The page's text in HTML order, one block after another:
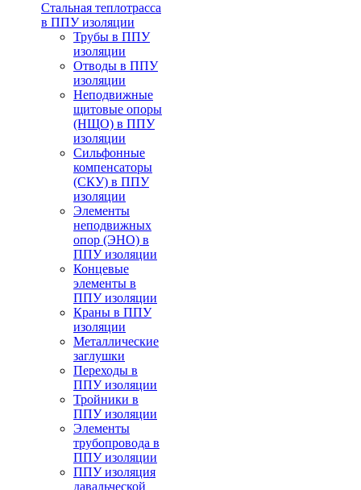
Стальная теплотрасса
в ППУ изоляции
Трубы в ППУ
изоляции
Отводы в ППУ
изоляции
Неподвижные
щитовые опоры
(НЩО) в ППУ
изоляции
Cильфонные
компенсаторы
(СКУ) в ППУ
изоляции
Элементы
неподвижных
опор (ЭНО) в
ППУ изоляции
Концевые
элементы в
ППУ изоляции
Краны в ППУ
изоляции
Металлические
заглушки
Переходы в
ППУ изоляции
Тройники в
ППУ изоляции
Элементы
трубопровода в
ППУ изоляции
ППУ изоляция
давальческой